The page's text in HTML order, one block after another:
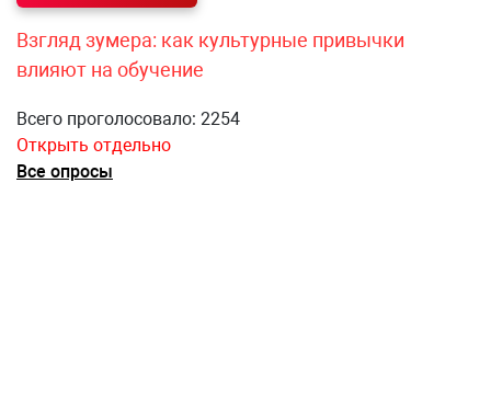
Взгляд зумера: как культурные привычки
влияют на обучение
Всего проголосовало: 2254
Открыть отдельно
Все опросы